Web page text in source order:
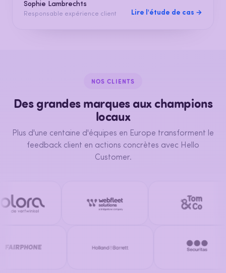
Sophie Lambrechts
Responsable expérience client Lire l'étude de cas →
NOS CLIENTS
Des grandes marques aux champions
locaux
Plus d'une centaine d'équipes en Europe transforment le
feedback client en actions concrètes avec Hello
Customer.